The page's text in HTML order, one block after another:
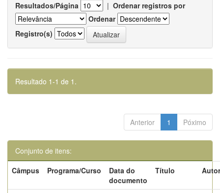
Resultados/Página | Ordenar registros por
Ordenar
Registro(s)
Resultado 1-1 de 1.
Anterior 1 Póximo
Conjunto de itens:
Câmpus
Programa/Curso
Data do
documento
Título